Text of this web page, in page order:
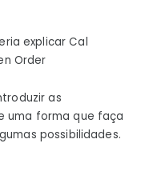
explicar Cal
Order
as
uma forma que faça
possibilidades.